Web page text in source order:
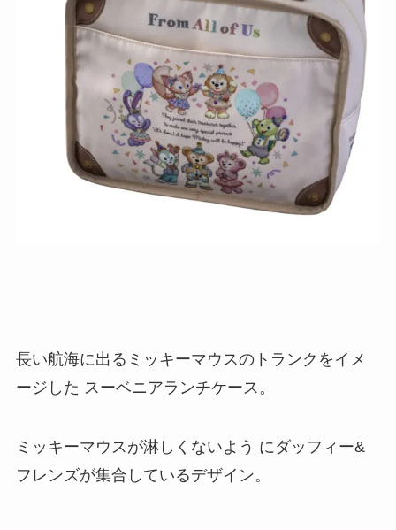
長い航海に出るミッキーマウスのトランクをイメ
ージした スーベニアランチケース。
ミッキーマウスが淋しくないよう にダッフィー&
フレンズが集合しているデザイン。